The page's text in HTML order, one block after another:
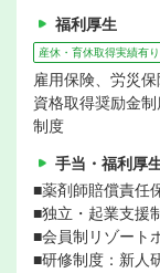
福利厚生
産休・育休取得実績有り
雇用保険、労災
資格取得奨励金
制度
手当・福利厚
■薬剤師賠償責
■独立・起業支援
■会員制リゾート
■研修制度：新人